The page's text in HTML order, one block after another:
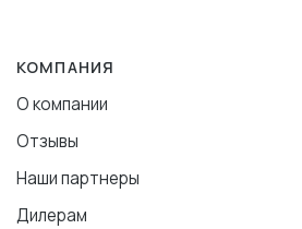
КОМПАНИЯ
О компании
Отзывы
Наши партнеры
Дилерам